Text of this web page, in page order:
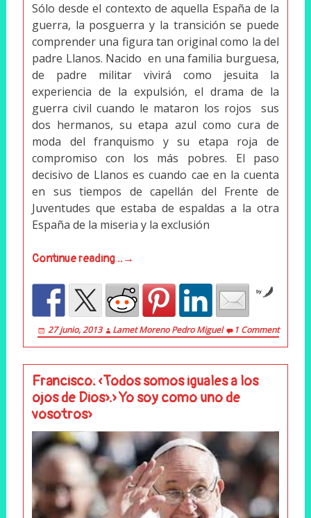
Sólo desde el contexto de aquella España de la
guerra, la posguerra y la transición se puede
comprender una figura tan original como la del
padre Llanos. Nacido en una familia burguesa,
de padre militar vivirá como jesuita la
experiencia de la expulsión, el drama de la
guerra civil cuando le mataron los rojos sus
dos hermanos, su etapa azul como cura de
moda del franquismo y su etapa roja de
compromiso con los más pobres. El paso
decisivo de Llanos es cuando cae en la cuenta
en sus tiempos de capellán del Frente de
Juventudes que estaba de espaldas a la otra
España de la miseria y la exclusión
Continue reading…→
by
27 junio, 2013 Lamet Moreno Pedro Miguel 1 Comment
Francisco: «Todos somos iguales a los
ojos de Dios».» Yo soy como uno de
vosotros»